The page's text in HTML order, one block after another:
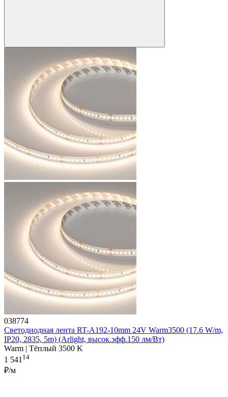
038774
Светодиодная лента RT-A192-10mm 24V Warm3500 (17.6 W/m,
IP20, 2835, 5m) (Arlight, высок.эфф.150 лм/Вт)
Warm | Тёплый 3500 K
1 54114
₽/м